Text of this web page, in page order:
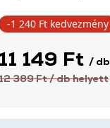
11 149 Ft / db
389 Ft/ dbhelyett
-1 240 Ft kedvezmény